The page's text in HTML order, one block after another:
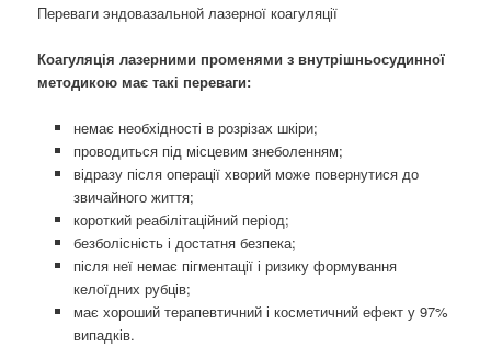
Переваги эндовазальной лазерної коагуляції
Коагуляція лазерними променями з внутрішньосудинної
методикою має такі переваги:
немає необхідності в розрізах шкіри;
проводиться під місцевим знеболенням;
відразу після операції хворий може повернутися до
звичайного життя;
короткий реабілітаційний період;
безболісність і достатня безпека;
після неї немає пігментації і ризику формування
келоїдних рубців;
має хороший терапевтичний і косметичний ефект у 97%
випадків.